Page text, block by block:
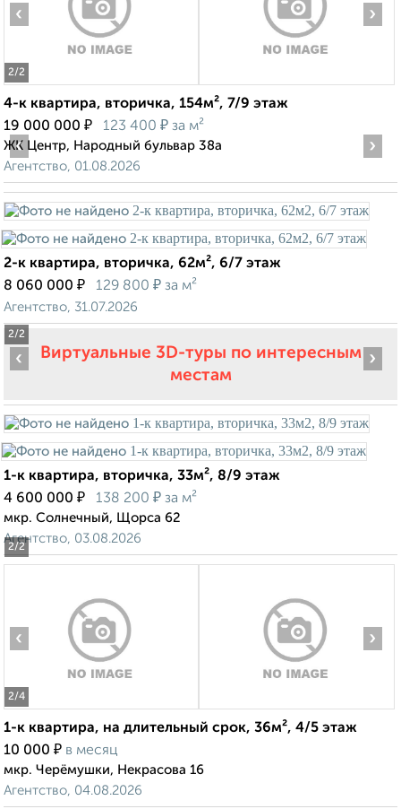
2/2
‹ ›
4-к квартира, вторичка, 154м², 7/9 этаж
19 000 000 ₽ 123 400 ₽ за м²
ЖК Центр, Народный бульвар 38а
Агентство, 01.08.2026
2/2
‹ ›
2-к квартира, вторичка, 62м², 6/7 этаж
8 060 000 ₽ 129 800 ₽ за м²
Агентство, 31.07.2026
Виртуальные 3D-туры по интересным
местам
2/2
‹ ›
1-к квартира, вторичка, 33м², 8/9 этаж
4 600 000 ₽ 138 200 ₽ за м²
мкр. Солнечный, Щорса 62
Агентство, 03.08.2026
2/4
‹ ›
1-к квартира, на длительный срок, 36м², 4/5 этаж
10 000 ₽ в месяц
мкр. Черёмушки, Некрасова 16
Агентство, 04.08.2026